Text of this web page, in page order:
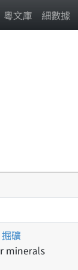
粵文庫 細數據
掘礦
minerals